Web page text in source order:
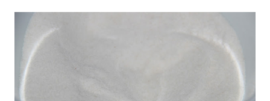
de mandioca cozida amassada Como fazer: Retire a casca
mais grossa do palmito, pique em três partes e amasse o
palmito. É preferível usar somente a parte mais mole do